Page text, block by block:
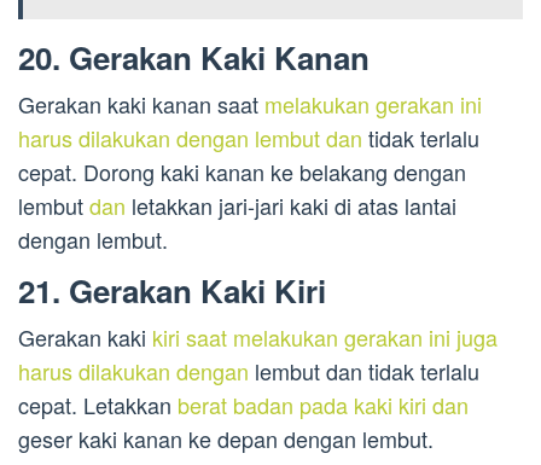
20. Gerakan Kaki Kanan
Gerakan kaki kanan saat melakukan gerakan ini
harus dilakukan dengan lembut dan tidak terlalu
cepat. Dorong kaki kanan ke belakang dengan
lembutdan letakkan jari-jari kaki di atas lantai
dengan lembut.
21. Gerakan Kaki Kiri
Gerakan kaki kiri saat melakukan gerakan ini juga
harus dilakukan dengan lembut dan tidak terlalu
cepat. Letakkan berat badan pada kaki kiri dan
geser kaki kanan ke depan dengan lembut.